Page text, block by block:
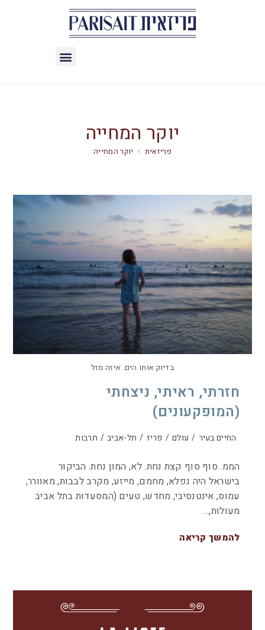
יוקר המחייה
> יוקר המחייה
בדיוק אותו הים. איזה מזל
חזרתי, ראיתי, ניצחתי
(המופקעונים)
החיים בעיר / עולם / פריז / תל-אביב / תרבות
הממ. סוף סוף קצת נחת. לא, המון נחת. הביקור
בישראל היה נפלא, מחמם, מייזע, מקרב לבבות, מאוורר,
עמוס, אינטנסיבי, מחדש, טעים (המסעדות בתל אביב
מעולות,…
להמשך קריאה